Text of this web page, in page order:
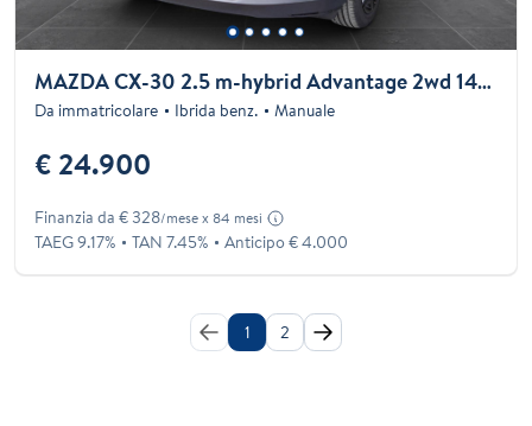
MAZDA CX-30 2.5 m-hybrid Advantage 2wd 140cv 6mt
Da immatricolare Ibrida benz. Manuale
€ 24.900
Finanzia da € 328/mese x 84 mesi
TAEG 9.17% TAN 7.45% Anticipo € 4.000
1 2